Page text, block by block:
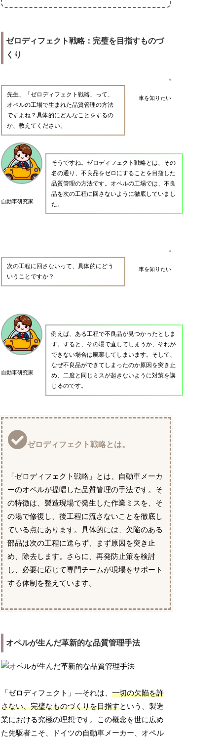
ゼロディフェクト戦略：完璧を目指すものづ
くり
車を知りたい
先生、「ゼロディフェクト戦略」って、
オペルの工場で生まれた品質管理の方法
ですよね？具体的にどんなことをするの
か、教えてください。
自動車研究家
そうですね。ゼロディフェクト戦略とは、その
名の通り、不良品をゼロにすることを目指した
品質管理の方法です。オペルの工場では、不良
品を次の工程に回さないように徹底していまし
た。
車を知りたい
次の工程に回さないって、具体的にどう
いうことですか？
自動車研究家
例えば、ある工程で不良品が見つかったとしま
す。すると、その場で直してしまうか、それが
できない場合は廃棄してしまいます。そして、
なぜ不良品ができてしまったのか原因を突き止
め、二度と同じミスが起きないように対策を講
じるのです。
ゼロディフェクト戦略とは。
「ゼロディフェクト戦略」とは、自動車メーカ
ーのオペルが提唱した品質管理の手法です。そ
の特徴は、製造現場で発生した作業ミスを、そ
の場で修復し、後工程に流さないことを徹底し
ている点にあります。具体的には、欠陥のある
部品は次の工程に送らず、まず原因を突き止
め、除去します。さらに、再発防止策を検討
し、必要に応じて専門チームが現場をサポート
する体制を整えています。
オペルが生んだ革新的な品質管理手法
「ゼロディフェクト」―それは、一切の欠陥を許
さない、完璧なものづくりを目指すという、製造
業における究極の理想です。この概念を世に広め
た先駆者こそ、ドイツの自動車メーカー、オペル